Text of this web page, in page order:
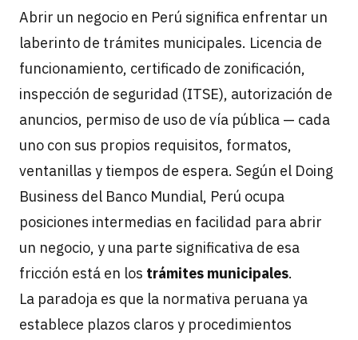
Abrir un negocio en Perú significa enfrentar un
laberinto de trámites municipales. Licencia de
funcionamiento, certificado de zonificación,
inspección de seguridad (ITSE), autorización de
anuncios, permiso de uso de vía pública — cada
uno con sus propios requisitos, formatos,
ventanillas y tiempos de espera. Según el Doing
Business del Banco Mundial, Perú ocupa
posiciones intermedias en facilidad para abrir
un negocio, y una parte significativa de esa
fricción está en los trámites municipales.
La paradoja es que la normativa peruana ya
establece plazos claros y procedimientos